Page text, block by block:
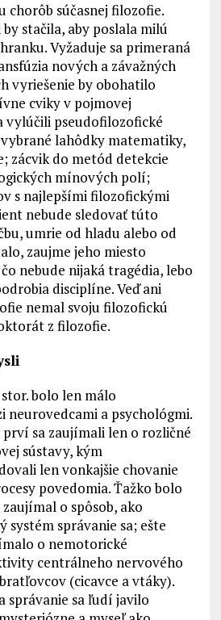
chorôb súčasnej filozofie.
stačila, aby poslala milú
Vyžaduje sa primeraná
nových a závažných
vyriešenie by obohatilo
cviky v pojmovej
vylúčili pseudofilozofické
lahôdky matematiky,
zácvik do metód detekcie
mínových polí;
s najlepšími filozofickými
nebude sledovať túto
umrie od hladu alebo od
zaujme jeho miesto
nebude nijaká tragédia, lebo
disciplíne. Veď ani
nemal svoju filozofickú
z filozofie.
bolo len málo
neurovedcami a psychológmi.
sa zaujímali len o rozličné
sústavy, kým
len vonkajšie chovanie
povedomia. Ťažko bolo
o spôsob, ako
správanie sa; ešte
o nemotorické
centrálneho nervového
(cicavce a vtáky).
správanie sa ľudí javilo